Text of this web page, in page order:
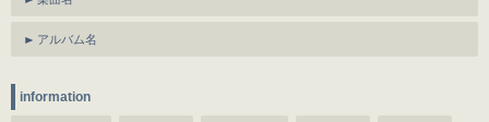
アルバム名
information